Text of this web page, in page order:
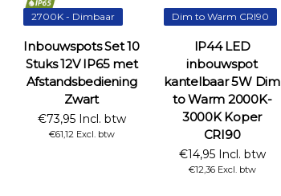
2700K - Dimbaar
Inbouwspots Set 10
Stuks 12V IP65 met
Afstandsbediening
Zwart
€73,95 Incl. btw
€61,12 Excl. btw
Dim to Warm CRI90
IP44 LED
inbouwspot
kantelbaar 5W Dim
to Warm 2000K-
3000K Koper
CRI90
€14,95 Incl. btw
€12,36 Excl. btw